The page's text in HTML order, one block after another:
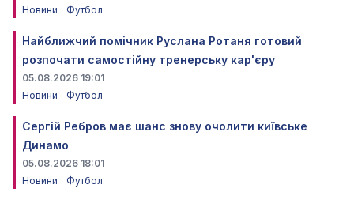
Новини
Футбол
Найближчий помічник Руслана Ротаня готовий
розпочати самостійну тренерську кар'єру
05.08.2026 19:01
Новини
Футбол
Сергій Ребров має шанс знову очолити київське
Динамо
05.08.2026 18:01
Новини
Футбол